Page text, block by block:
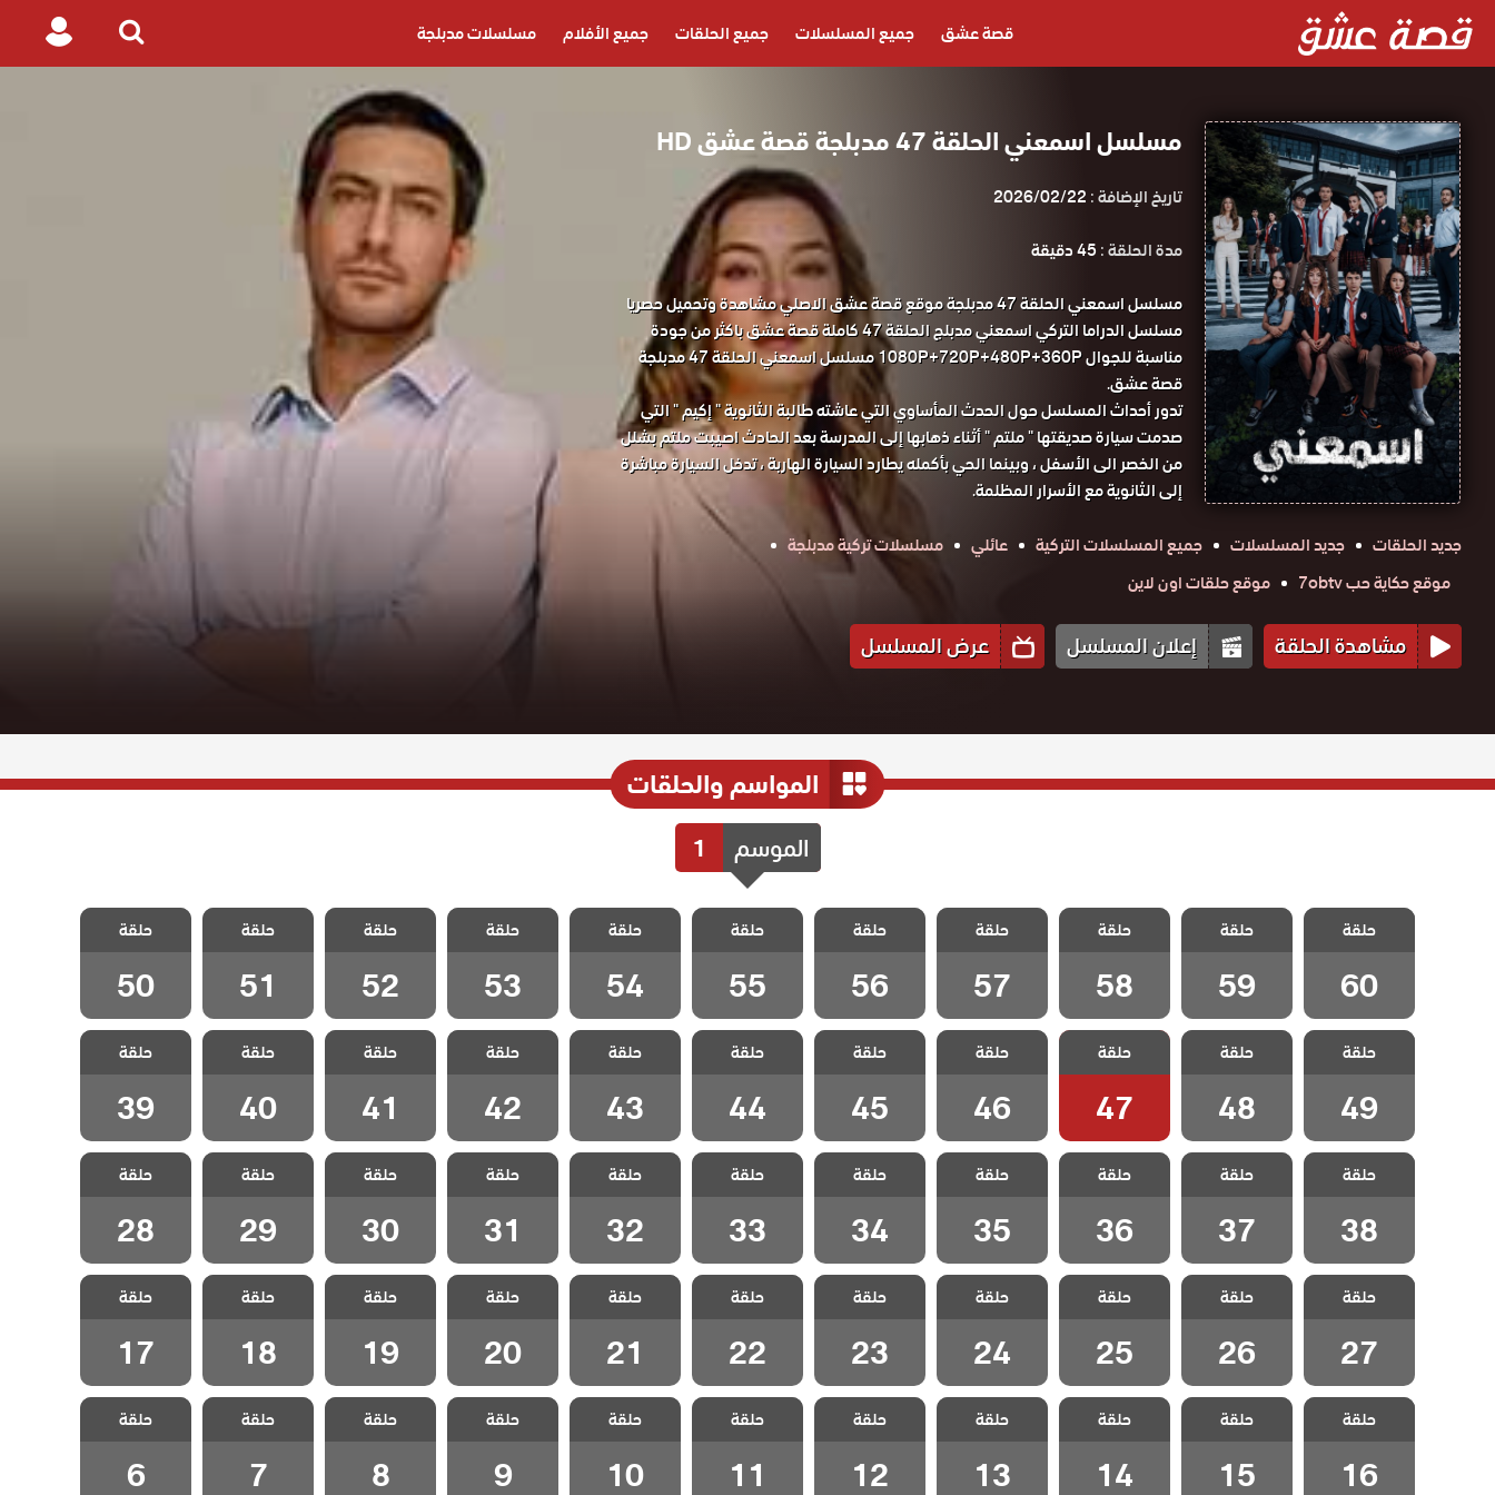
قصة عشق جميع المسلسلات جميع الحلقات جميع الأفلام مسلسلات مدبلجة
Search
Login
مسلسل اسمعني الحلقة 47 مدبلجة قصة عشق HD
تاريخ الإضافة :2026/02/22
مدة الحلقة :45 دقيقة
مسلسل اسمعني الحلقة 47 مدبلجة موقع قصة عشق الاصلي مشاهدة وتحميل حصريا
مسلسل الدراما التركي اسمعني مدبلج الحلقة 47 كاملة قصة عشق باكثر من جودة
مناسبة للجوال 1080P+720P+480P+360P مسلسل اسمعني الحلقة 47 مدبلجة
قصة عشق.
تدور أحداث المسلسل حول الحدث المأساوي التي عاشته طالبة الثانوية " إكيم " التي
صدمت سيارة صديقتها " ملتم " أثناء ذهابها إلى المدرسة بعد الحادث اصيبت ملتم بشلل
من الخصر الى الأسفل ، وبينما الحي بأكمله يطارد السيارة الهاربة ، تدخل السيارة مباشرة
إلى الثانوية مع الأسرار المظلمة.
جديد الحلقات
جديد المسلسلات جميع المسلسلات التركية عائلي
مسلسلات تركية مدبلجة
موقع حكاية حب 7obtv
موقع حلقات اون لاين
مشاهدة الحلقة إعلان المسلسل عرض المسلسل
المواسم والحلقات
الموسم 1
اسمعني مدبلج
الحلقة 60
والاخيرة
حلقة
60
مسلسل
اسمعني مدبلج
الحلقة 59
حلقة
59
مسلسل
اسمعني مدبلج
الحلقة 58
حلقة
58
مسلسل
اسمعني مدبلج
الحلقة 57
حلقة
57
مسلسل
اسمعني مدبلج
الحلقة 56
حلقة
56
مسلسل
اسمعني مدبلج
الحلقة 55
حلقة
55
مسلسل
اسمعني مدبلج
الحلقة 54
حلقة
54
مسلسل
اسمعني مدبلج
الحلقة 53
حلقة
53
مسلسل
اسمعني مدبلج
الحلقة 52
حلقة
52
مسلسل
اسمعني مدبلج
الحلقة 51
حلقة
51
مسلسل
اسمعني مدبلج
الحلقة 50
حلقة
50
مسلسل
اسمعني مدبلج
الحلقة 49
حلقة
49
مسلسل
اسمعني مدبلج
الحلقة 48
حلقة
48
مسلسل
اسمعني مدبلج
الحلقة 47
حلقة
47
مسلسل
اسمعني مدبلج
الحلقة 46
حلقة
46
مسلسل
اسمعني مدبلج
الحلقة 45
حلقة
45
مسلسل
اسمعني مدبلج
الحلقة 44
حلقة
44
مسلسل
اسمعني مدبلج
الحلقة 43
حلقة
43
مسلسل
اسمعني مدبلج
الحلقة 42
حلقة
42
مسلسل
اسمعني مدبلج
الحلقة 41
حلقة
41
مسلسل
اسمعني مدبلج
الحلقة 40
حلقة
40
مسلسل
اسمعني مدبلج
الحلقة 39
حلقة
39
مسلسل
اسمعني مدبلج
الحلقة 38
حلقة
38
مسلسل
اسمعني مدبلج
الحلقة 37
حلقة
37
مسلسل
اسمعني مدبلج
الحلقة 36
حلقة
36
مسلسل
اسمعني مدبلج
الحلقة 35
حلقة
35
مسلسل
اسمعني مدبلج
الحلقة 34
حلقة
34
مسلسل
اسمعني مدبلج
الحلقة 33
حلقة
33
مسلسل
اسمعني مدبلج
الحلقة 32
حلقة
32
مسلسل
اسمعني مدبلج
الحلقة 31
حلقة
31
مسلسل
اسمعني مدبلج
الحلقة 30
حلقة
30
مسلسل
اسمعني مدبلج
الحلقة 29
حلقة
29
مسلسل
اسمعني مدبلج
الحلقة 28
حلقة
28
مسلسل
اسمعني مدبلج
الحلقة 27
حلقة
27
مسلسل
اسمعني مدبلج
الحلقة 26
حلقة
26
مسلسل
اسمعني مدبلج
الحلقة 25
حلقة
25
مسلسل
اسمعني مدبلج
الحلقة 24
حلقة
24
مسلسل
اسمعني مدبلج
الحلقة 23
حلقة
23
مسلسل
اسمعني مدبلج
الحلقة 22
حلقة
22
مسلسل
اسمعني مدبلج
الحلقة 21
حلقة
21
مسلسل
اسمعني مدبلج
الحلقة 20
حلقة
20
مسلسل
اسمعني مدبلج
الحلقة 19
حلقة
19
مسلسل
اسمعني مدبلج
الحلقة 18
حلقة
18
مسلسل
اسمعني مدبلج
الحلقة 17
حلقة
17
مسلسل
اسمعني مدبلج
الحلقة 16
حلقة
16
مسلسل
اسمعني مدبلج
الحلقة 15
حلقة
15
مسلسل
اسمعني مدبلج
الحلقة 14
حلقة
14
مسلسل
اسمعني مدبلج
الحلقة 13
حلقة
13
مسلسل
اسمعني مدبلج
الحلقة 12
حلقة
12
مسلسل
اسمعني مدبلج
الحلقة 11
حلقة
11
مسلسل
اسمعني مدبلج
الحلقة 10
حلقة
10
مسلسل
اسمعني مدبلج
الحلقة 9
حلقة
9
مسلسل
اسمعني مدبلج
الحلقة 8
حلقة
8
مسلسل
اسمعني مدبلج
الحلقة 7
حلقة
7
مسلسل
اسمعني مدبلج
الحلقة 6
حلقة
6